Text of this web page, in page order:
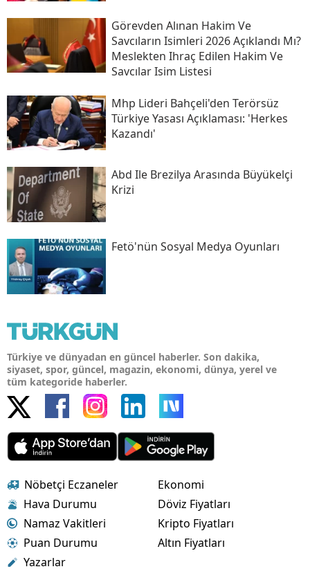
Görevden Alınan Hakim Ve
Savcıların Isimleri 2026 Açıklandı Mı?
Meslekten Ihraç Edilen Hakim Ve
Savcılar Isim Listesi
Mhp Lideri Bahçeli'den Terörsüz
Türkiye Yasası Açıklaması: 'herkes
Kazandı'
Abd Ile Brezilya Arasında Büyükelçi
Krizi
Fetö'nün Sosyal Medya Oyunları
Türkiye ve dünyadan en güncel haberler. Son dakika,
siyaset, spor, güncel, magazin, ekonomi, dünya, yerel ve
tüm kategoride haberler.
Nöbetçi Eczaneler
Hava Durumu
Namaz Vakitleri
Puan Durumu
Yazarlar
Ekonomi
Döviz Fiyatları
Kripto Fiyatları
Altın Fiyatları